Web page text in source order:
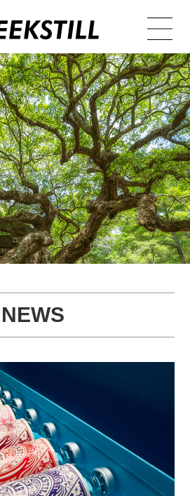
TOP
NEWS
PRODUCT
BOTANICAL
ARCHIVE
COMPANY
CONTACT
NEWS